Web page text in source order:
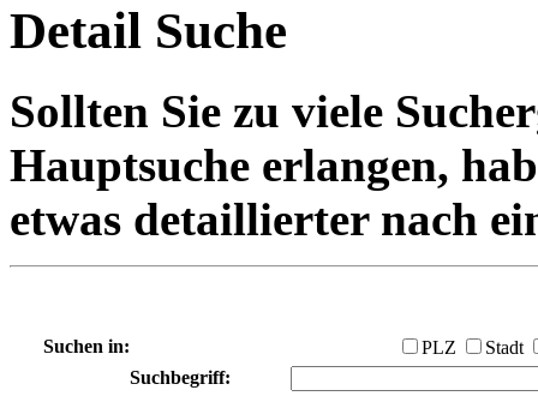
Detail Suche
Sollten Sie zu viele
Hauptsuche erlangen,
etwas detaillierter nach
Suchen in: PLZ
Stadt
Suchbegriff: